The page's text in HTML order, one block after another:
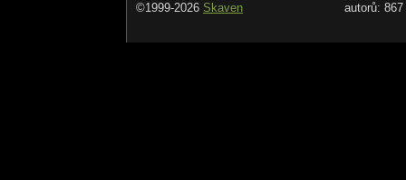
©1999-2026 Skaven
autorů: 867